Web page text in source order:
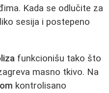
Kada se odlučite za
sesija i postepeno
funkcionišu tako što
masno tkivo. Na
kontrolisano